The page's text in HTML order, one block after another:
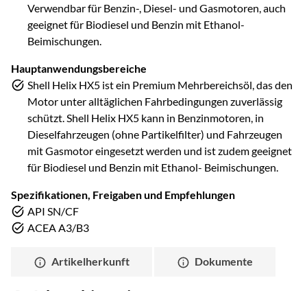
Verwendbar für Benzin-, Diesel- und Gasmotoren, auch
geeignet für Biodiesel und Benzin mit Ethanol-
Beimischungen.
Hauptanwendungsbereiche
Shell Helix HX5 ist ein Premium Mehrbereichsöl, das den
Motor unter alltäglichen Fahrbedingungen zuverlässig
schützt. Shell Helix HX5 kann in Benzinmotoren, in
Dieselfahrzeugen (ohne Partikelfilter) und Fahrzeugen
mit Gasmotor eingesetzt werden und ist zudem geeignet
für Biodiesel und Benzin mit Ethanol- Beimischungen.
Spezifikationen, Freigaben und Empfehlungen
API SN/CF
ACEA A3/B3
Artikelherkunft Dokumente